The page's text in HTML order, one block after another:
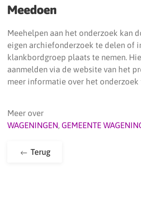
Meedoen
Meehelpen aan het onderzoek kan
eigen archiefonderzoek te delen of
klankbordgroep plaats te nemen.
aanmelden via de website van het
meer informatie over het onderzoek
Meer over
WAGENINGEN, GEMEENTE
Terug